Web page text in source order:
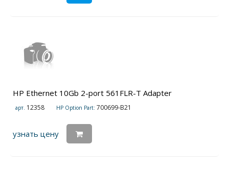
HP Ethernet 10Gb 2-port 561FLR-T Adapter
арт. 12358 HP Option Part: 700699-B21
узнать цену